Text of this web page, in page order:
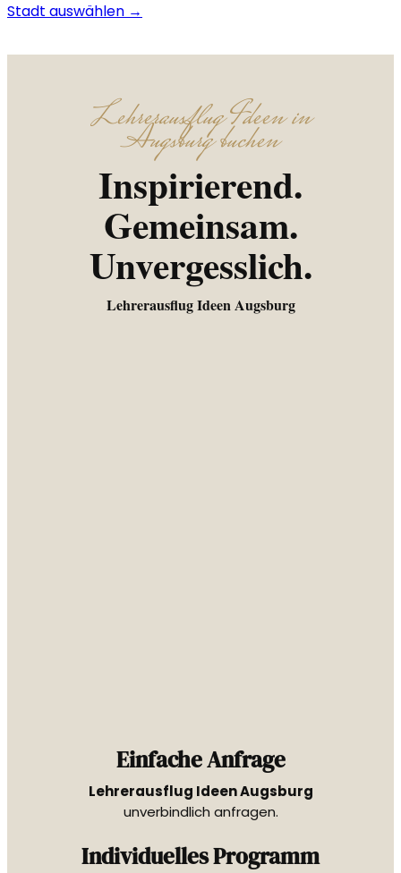
Stadt auswählen →
Lehrerausflug Ideen in
Augsburg buchen
Inspirierend.
Gemeinsam.
Unvergesslich.
Lehrerausflug Ideen Augsburg
Einfache Anfrage
Lehrerausflug Ideen Augsburg
unverbindlich anfragen.
Individuelles Programm